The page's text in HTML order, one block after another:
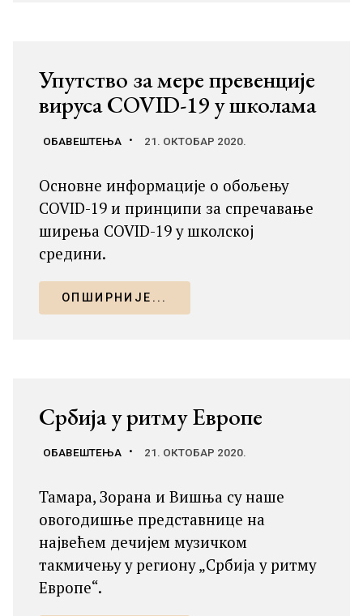
Упутство за мере превенције
вируса COVID-19 у школама
ОБАВЕШТЕЊА 21. ОКТОБАР 2020.
Основне информације о обољењу
COVID-19 и принципи за спречавање
ширења COVID-19 у школској
средини.
ОПШИРНИЈЕ...
Србија у ритму Европе
ОБАВЕШТЕЊА 21. ОКТОБАР 2020.
Тамара, Зорана и Вишња су наше
овогодишње представнице на
највећем дечијем музичком
такмичењу у региону „Србија у ритму
Европе“.